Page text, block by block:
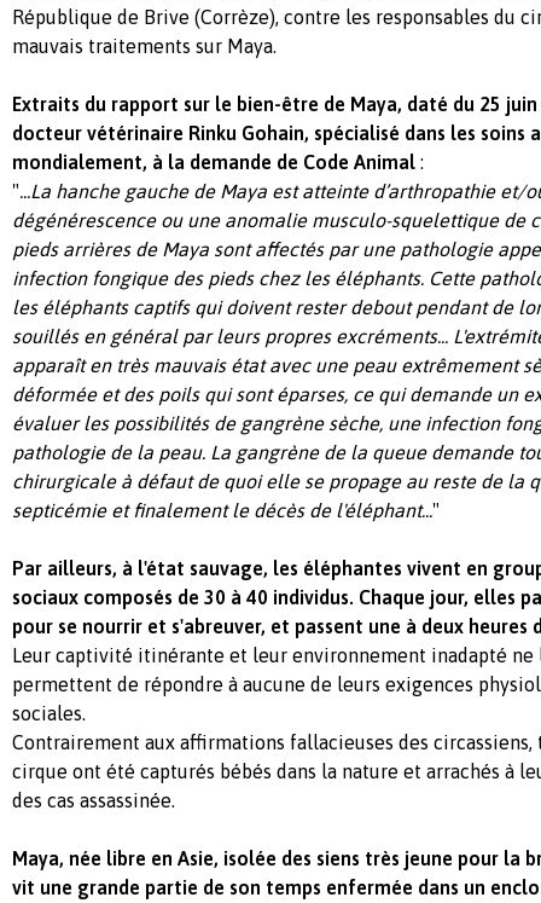
République de Brive (Corrèze), contre les responsables du
mauvais traitements sur Maya.
Extraits du rapport sur le bien-être de Maya, daté du 25
docteur vétérinaire Rinku Gohain, spécialisé dans les soins
mondialement, à la demande de Code Animal :
"...La hanche gauche de Maya est atteinte d’arthropathie et/
dégénérescence ou une anomalie musculo-squelettique de
pieds arrières de Maya sont affectés par une pathologie
infection fongique des pieds chez les éléphants. Cette
les éléphants captifs qui doivent rester debout pendant de
souillés en général par leurs propres excréments...
apparaît en très mauvais état avec une peau extrêmement
déformée et des poils qui sont éparses, ce qui demande un
évaluer les possibilités de gangrène sèche, une infection
pathologie de la peau. La gangrène de la queue demande
chirurgicale à défaut de quoi elle se propage au reste de la
septicémie et finalement le décès de l'éléphant..."
Par ailleurs, à l'état sauvage, les éléphantes vivent en
sociaux composés de 30 à 40 individus. Chaque jour, elles
pour se nourrir et s'abreuver, et passent une à deux heures
Leur captivité itinérante et leur environnement inadapté ne
permettent de répondre à aucune de leurs exigences
sociales.
Contrairement aux affirmations fallacieuses des circassiens,
cirque ont été capturés bébés dans la nature et arrachés à
des cas assassinée.
Maya, née libre en Asie, isolée des siens très jeune pour la
vit une grande partie de son temps enfermée dans un